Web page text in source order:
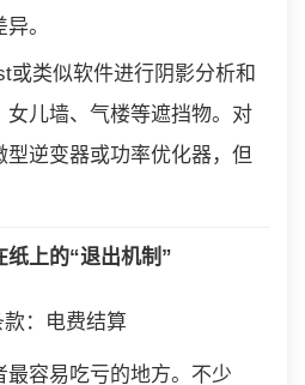
。
或类似软件进行阴影分析和
儿墙、气楼等遮挡物。对
型逆变器或功率优化器，但
纸上的“退出机制”
：电费结算
容易吃亏的地方。不少